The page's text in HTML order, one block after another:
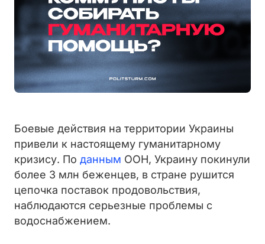
Боевые действия на территории Украины
привели к настоящему гуманитарному
кризису. По данным ООН, Украину покинули
более 3 млн беженцев, в стране рушится
цепочка поставок продовольствия,
наблюдаются серьезные проблемы с
водоснабжением.